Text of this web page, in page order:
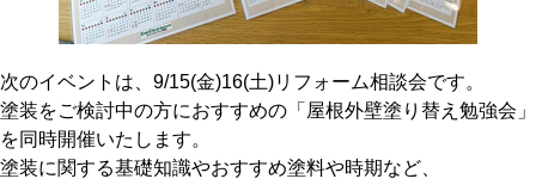
次のイベントは、9/15(金)16(土)リフォーム相談会です。
塗装をご検討中の方におすすめの「屋根外壁塗り替え勉強会」
を同時開催いたします。
塗装に関する基礎知識やおすすめ塗料や時期など、